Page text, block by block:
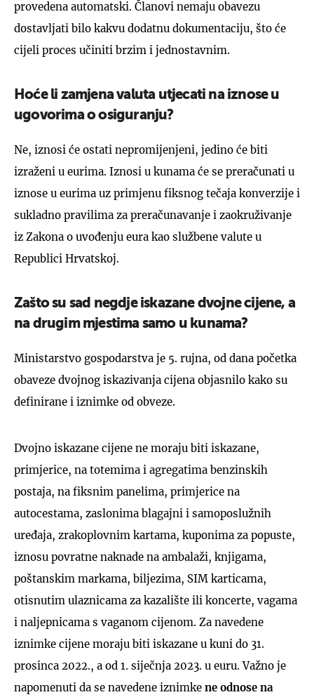
provedena automatski. Članovi nemaju obavezu
dostavljati bilo kakvu dodatnu dokumentaciju, što će
cijeli proces učiniti brzim i jednostavnim.
Hoće li zamjena valuta utjecati na iznose u
ugovorima o osiguranju?
Ne, iznosi će ostati nepromijenjeni, jedino će biti
izraženi u eurima. Iznosi u kunama će se preračunati u
iznose u eurima uz primjenu fiksnog tečaja konverzije i
sukladno pravilima za preračunavanje i zaokruživanje
iz Zakona o uvođenju eura kao službene valute u
Republici Hrvatskoj.
Zašto su sad negdje iskazane dvojne cijene, a
na drugim mjestima samo u kunama?
Ministarstvo gospodarstva je 5. rujna, od dana početka
obaveze dvojnog iskazivanja cijena objasnilo kako su
definirane i iznimke od obveze.
Dvojno iskazane cijene ne moraju biti iskazane,
primjerice, na totemima i agregatima benzinskih
postaja, na fiksnim panelima, primjerice na
autocestama, zaslonima blagajni i samoposlužnih
uređaja, zrakoplovnim kartama, kuponima za popuste,
iznosu povratne naknade na ambalaži, knjigama,
poštanskim markama, biljezima, SIM karticama,
otisnutim ulaznicama za kazalište ili koncerte, vagama
i naljepnicama s vaganom cijenom. Za navedene
iznimke cijene moraju biti iskazane u kuni do 31.
prosinca 2022., a od 1. siječnja 2023. u euru. Važno je
napomenuti da se navedene iznimke ne odnose na